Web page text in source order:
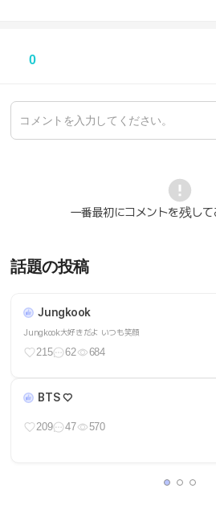
0
一番最初にコメントを残して
話題の投稿
Jungkook
Jungkook大好きだよ いつも笑顔
215 62 684
BTS ♡
209 47 570